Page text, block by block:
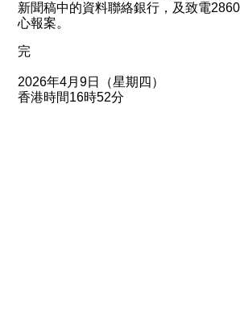
新聞稿中的資料聯絡銀行，及致電
心報案。
完
2026年4月9日（星期四）
香港時間16時52分